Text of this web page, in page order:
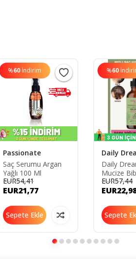
%60 İndirim
Passionate
Saç Serumu Argan
Yağlı 100 Ml
EUR54,41
EUR21,77
Sepete Ekle
%60
Daily
Daily
Mucize
Serum Hızlı
Uzatma ve
EUR57,44
Sepete